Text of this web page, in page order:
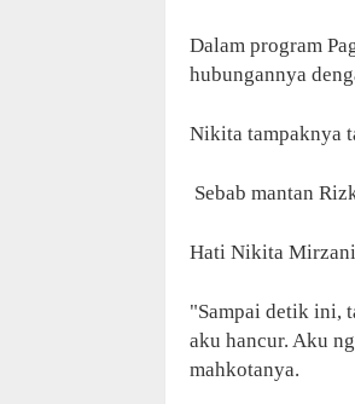
Dalam program
hubungannya
Nikita tampaknya
Sebab mantan
Hati Nikita
"Sampai detik ini,
aku hancur. Aku
mahkotanya.